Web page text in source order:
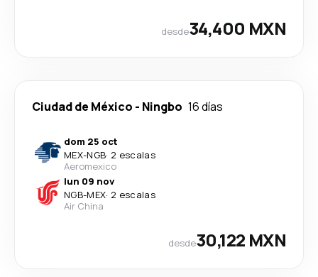
desde34,400 MXN
Ciudad de México - Ningbo 16 días
dom 25 oct
MEX-NGB· 2 escalas
Aeromexico
lun 09 nov
NGB-MEX· 2 escalas
Air China
desde30,122 MXN